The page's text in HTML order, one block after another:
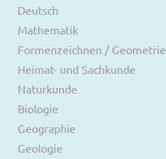
Deutsch
Mathematik
Formenzeichnen / Geometrie
Heimat- und Sachkunde
Naturkunde
Biologie
Geographie
Geologie